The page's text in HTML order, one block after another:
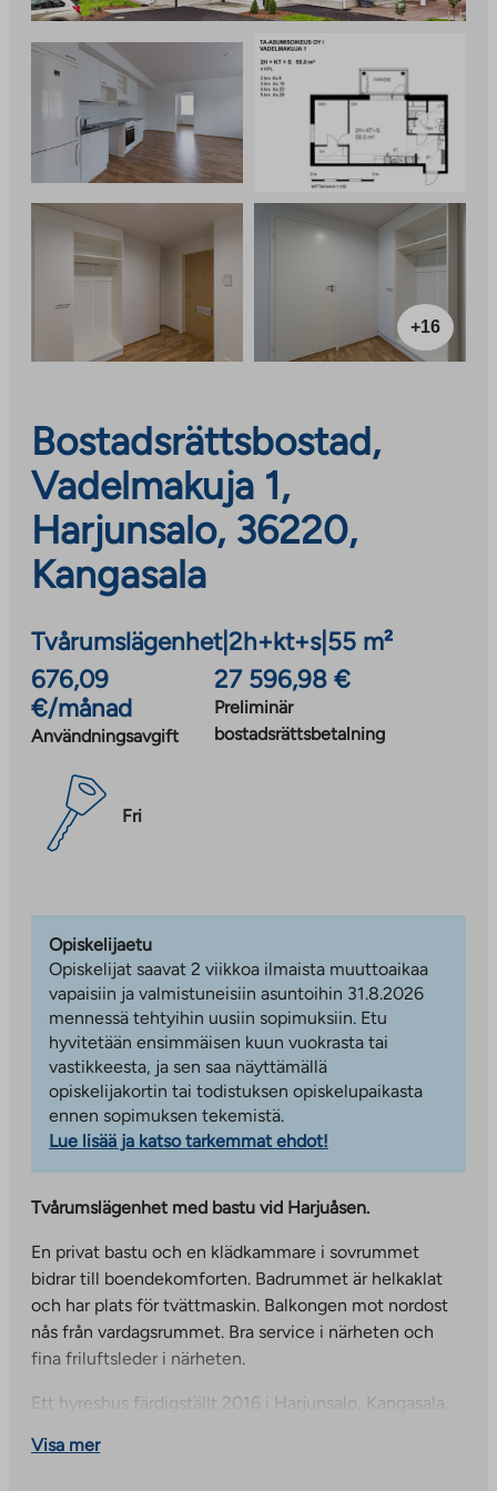
+16
Bostadsrättsbostad,
Vadelmakuja 1,
Harjunsalo, 36220,
Kangasala
Tvårumslägenhet|2h+kt+s| 55 m²
676,09
€/månad
Användningsavgift
27 596,98 €
Preliminär
bostadsrättsbetalning
Fri
Opiskelijaetu
Opiskelijat saavat 2 viikkoa ilmaista muuttoaikaa
vapaisiin ja valmistuneisiin asuntoihin 31.8.2026
mennessä tehtyihin uusiin sopimuksiin. Etu
hyvitetään ensimmäisen kuun vuokrasta tai
vastikkeesta, ja sen saa näyttämällä
opiskelijakortin tai todistuksen opiskelupaikasta
ennen sopimuksen tekemistä.
Lue lisää ja katso tarkemmat ehdot!
Tvårumslägenhet med bastu vid Harjuåsen.
En privat bastu och en klädkammare i sovrummet
bidrar till boendekomforten. Badrummet är helkaklat
och har plats för tvättmaskin. Balkongen mot nordost
nås från vardagsrummet. Bra service i närheten och
fina friluftsleder i närheten.
Ett hyreshus färdigställt 2016 i Harjunsalo, Kangasala,
livsmedelsbutiker, daghem och grundskola samt
Visa mer